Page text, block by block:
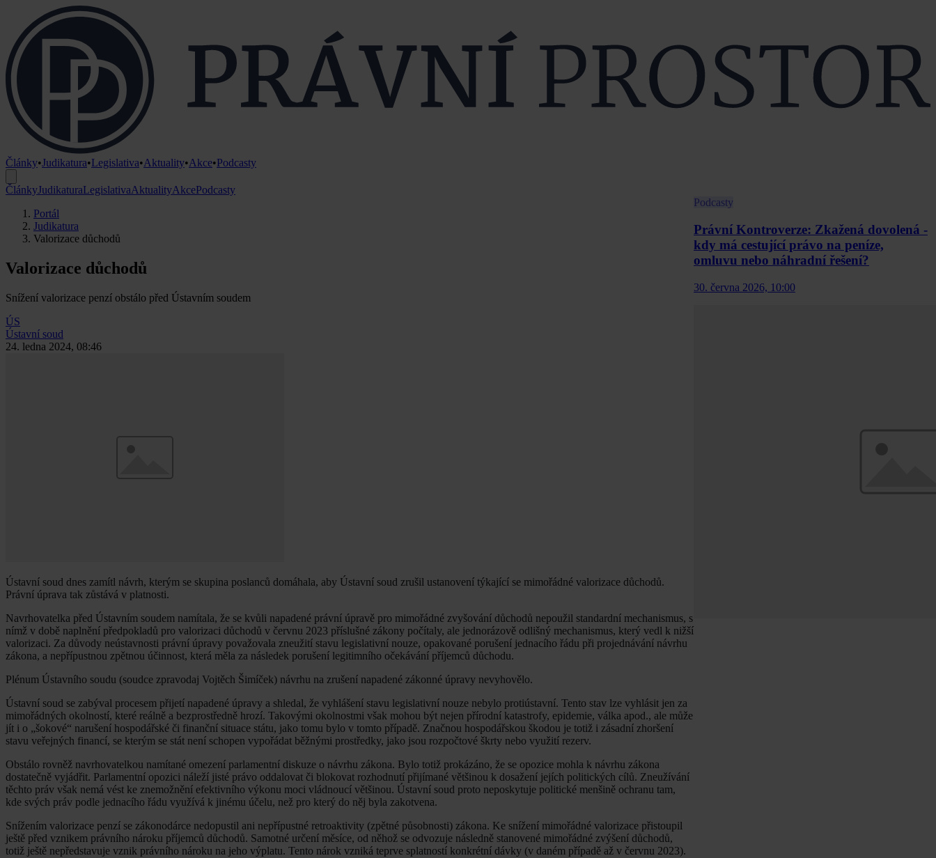
Články•Judikatura•Legislativa•Aktuality•Akce•Podcasty
ČlánkyJudikaturaLegislativaAktualityAkcePodcasty
Portál
Judikatura
Valorizace důchodů
Valorizace důchodů
Snížení valorizace penzí obstálo před Ústavním soudem
ÚS
Ústavní soud
24. ledna 2024, 08:46
Ústavní soud dnes zamítl návrh, kterým se skupina poslanců domáhala, aby Ústavní soud zrušil ustanovení týkající se mimořádné valorizace důchodů.
Právní úprava tak zůstává v platnosti.
Navrhovatelka před Ústavním soudem namítala, že se kvůli napadené právní úpravě pro mimořádné zvyšování důchodů nepoužil standardní mechanismus, s
nímž v době naplnění předpokladů pro valorizaci důchodů v červnu 2023 příslušné zákony počítaly, ale jednorázově odlišný mechanismus, který vedl k nižší
valorizaci. Za důvody neústavnosti právní úpravy považovala zneužití stavu legislativní nouze, opakované porušení jednacího řádu při projednávání návrhu
zákona, a nepřípustnou zpětnou účinnost, která měla za následek porušení legitimního očekávání příjemců důchodu.
Plénum Ústavního soudu (soudce zpravodaj Vojtěch Šimíček) návrhu na zrušení napadené zákonné úpravy nevyhovělo.
Ústavní soud se zabýval procesem přijetí napadené úpravy a shledal, že vyhlášení stavu legislativní nouze nebylo protiústavní. Tento stav lze vyhlásit jen za
mimořádných okolností, které reálně a bezprostředně hrozí. Takovými okolnostmi však mohou být nejen přírodní katastrofy, epidemie, válka apod., ale může
jít i o „šokové“ narušení hospodářské či finanční situace státu, jako tomu bylo v tomto případě. Značnou hospodářskou škodou je totiž i zásadní zhoršení
stavu veřejných financí, se kterým se stát není schopen vypořádat běžnými prostředky, jako jsou rozpočtové škrty nebo využití rezerv.
Obstálo rovněž navrhovatelkou namítané omezení parlamentní diskuze o návrhu zákona. Bylo totiž prokázáno, že se opozice mohla k návrhu zákona
dostatečně vyjádřit. Parlamentní opozici náleží jisté právo oddalovat či blokovat rozhodnutí přijímané většinou k dosažení jejích politických cílů. Zneužívání
těchto práv však nemá vést ke znemožnění efektivního výkonu moci vládnoucí většinou. Ústavní soud proto neposkytuje politické menšině ochranu tam,
kde svých práv podle jednacího řádu využívá k jinému účelu, než pro který do něj byla zakotvena.
Snížením valorizace penzí se zákonodárce nedopustil ani nepřípustné retroaktivity (zpětné působnosti) zákona. Ke snížení mimořádné valorizace přistoupil
ještě před vznikem právního nároku příjemců důchodů. Samotné určení měsíce, od něhož se odvozuje následně stanovené mimořádné zvýšení důchodů,
totiž ještě nepředstavuje vznik právního nároku na jeho výplatu. Tento nárok vzniká teprve splatností konkrétní dávky (v daném případě až v červnu 2023).
Podcasty
Právní Kontroverze: Zkažená dovolená -
kdy má cestující právo na peníze,
omluvu nebo náhradní řešení?
30. června 2026, 10:00